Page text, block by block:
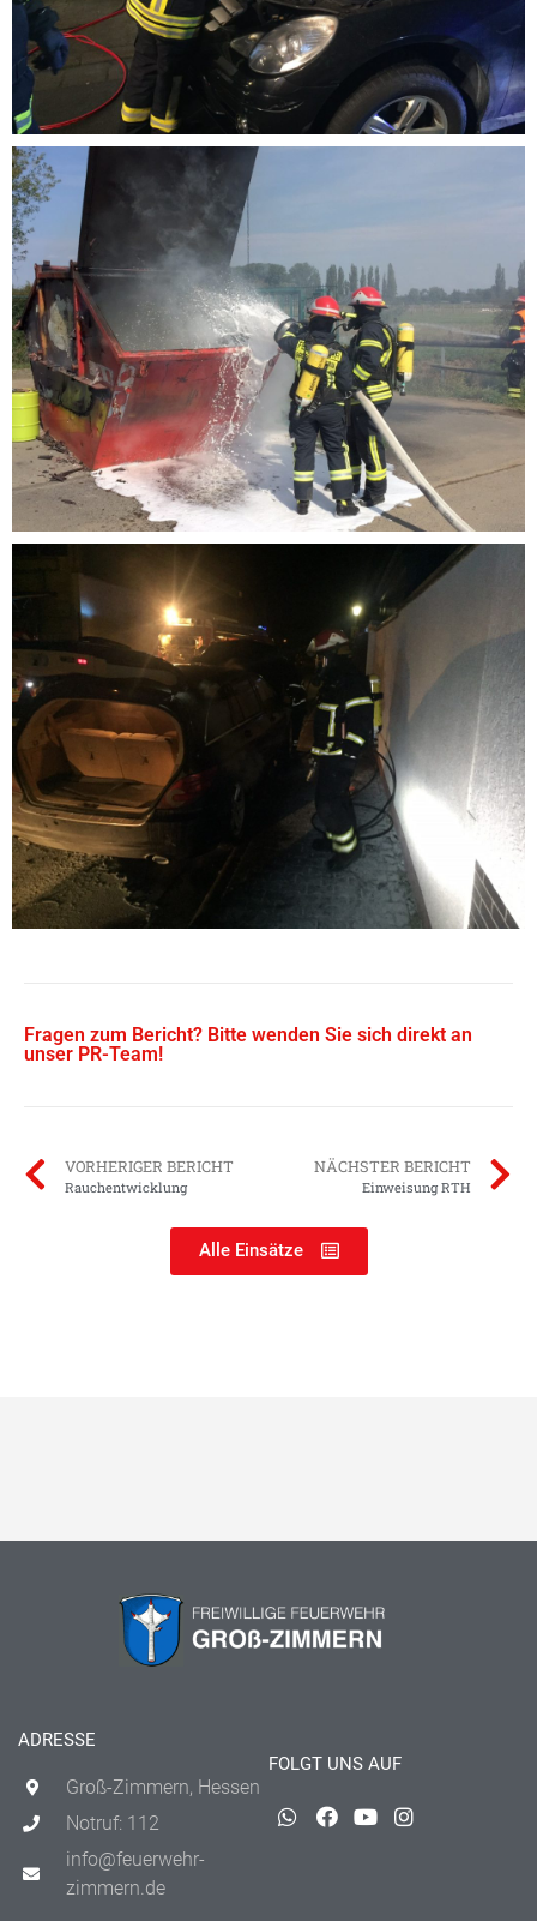
Fragen zum Bericht? Bitte wenden Sie sich direkt an
unser PR-Team!
VORHERIGER BERICHT
Rauchentwicklung
NÄCHSTER BERICHT
Einweisung RTH
Alle Einsätze
ADRESSE
Groß-Zimmern, Hessen
Notruf: 112
info@feuerwehr-
zimmern.de
FOLGT UNS AUF